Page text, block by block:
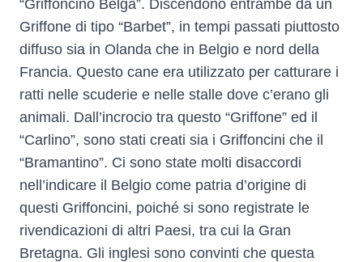
“Griffoncino Belga”. Discendono entrambe da un
Griffone di tipo “Barbet”, in tempi passati piuttosto
diffuso sia in Olanda che in Belgio e nord della
Francia. Questo cane era utilizzato per catturare i
ratti nelle scuderie e nelle stalle dove c’erano gli
animali. Dall’incrocio tra questo “Griffone” ed il
“Carlino”, sono stati creati sia i Griffoncini che il
“Bramantino”. Ci sono state molti disaccordi
nell’indicare il Belgio come patria d’origine di
questi Griffoncini, poiché si sono registrate le
rivendicazioni di altri Paesi, tra cui la Gran
Bretagna. Gli inglesi sono convinti che questa